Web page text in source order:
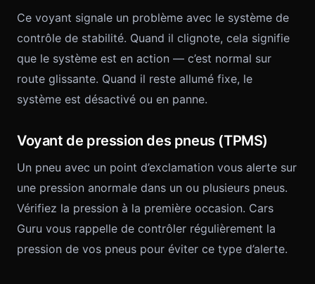
Ce voyant signale un problème avec le système de
contrôle de stabilité. Quand il clignote, cela signifie
que le système est en action — c’est normal sur
route glissante. Quand il reste allumé fixe, le
système est désactivé ou en panne.
Voyant de pression des pneus (TPMS)
Un pneu avec un point d’exclamation vous alerte sur
une pression anormale dans un ou plusieurs pneus.
Vérifiez la pression à la première occasion. Cars
Guru vous rappelle de contrôler régulièrement la
pression de vos pneus pour éviter ce type d’alerte.